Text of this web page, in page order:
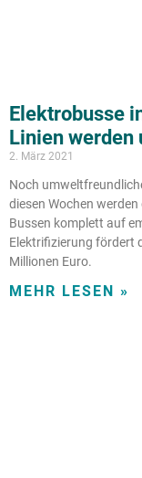
Elektrobusse
Linien
2. März 2021
Noch
diesen Wochen
Bussen komplett auf
Elektrifizierung fördert
Millionen Euro.
MEHR LESEN »